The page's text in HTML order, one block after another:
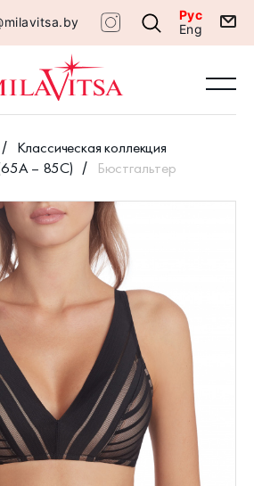
Рус
Eng
Классическая коллекция
– 85С)
Бюстгальтер